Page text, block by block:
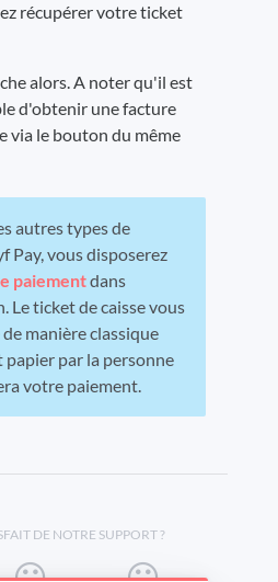
récupérer votre ticket
alors. A noter qu'il est
d'obtenir une facture
via le bouton du même
autres types de
Pay, vous disposerez
paiementdans
Le ticket de caisse vous
manière classique
papier par la personne
votre paiement.
DE NOTRE SUPPORT ?